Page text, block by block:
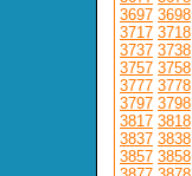
3697 3698
3717 3718
3737 3738
3757 3758
3777 3778
3797 3798
3817 3818
3837 3838
3857 3858